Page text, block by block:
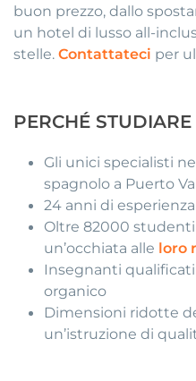
buon prezzo, dallo
un hotel di lusso all-
stelle. Contattateci per
PERCHÉ
Gli unici specialisti
spagnolo a Puerto
24 anni di esperienza
Oltre 82000
un’occhiata alle loro
Insegnanti
organico
Dimensioni ridotte
un’istruzione di